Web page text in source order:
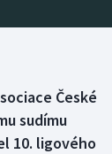
České
sudímu
10. ligového